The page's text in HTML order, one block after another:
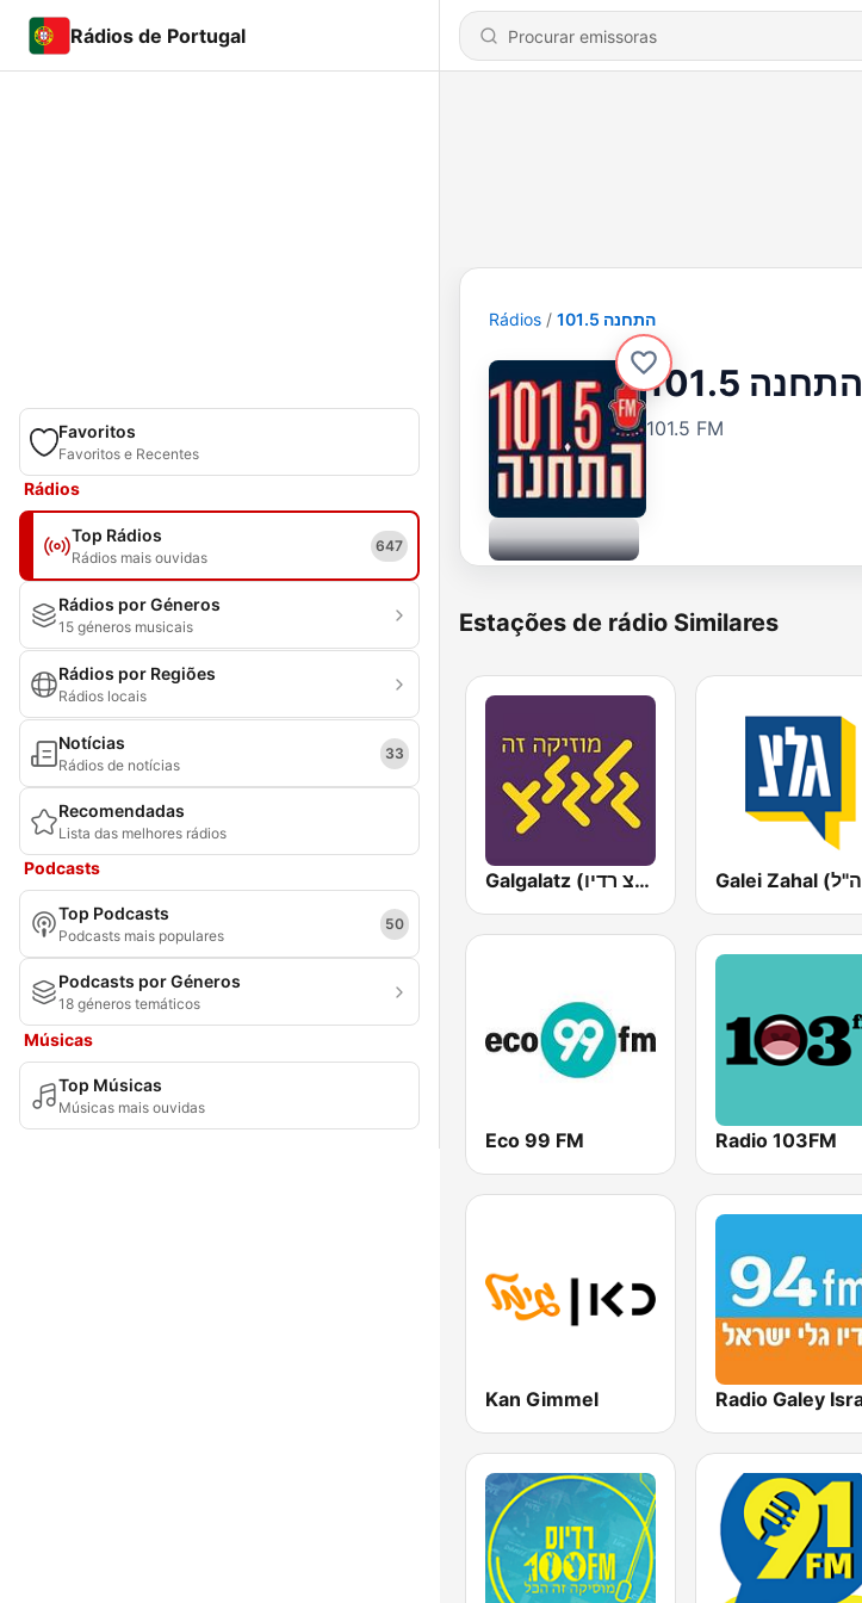
Rádios de Portugal
Favoritos
Favoritos e Recentes
Rádios
Top Rádios
Rádios mais ouvidas
647
Rádios por Géneros
15 géneros musicais
Rádios por Regiões
Rádios locais
Notícias
Rádios de notícias
33
Recomendadas
Lista das melhores rádios
Podcasts
Top Podcasts
Podcasts mais populares
50
Podcasts por Géneros
18 géneros temáticos
Músicas
Top Músicas
Músicas mais ouvidas
Rádios התחנה 101.5
התחנה 101.5
101.5 FM
Estações de rádio Similares
Galgalatz (גלגלצ רדיו)
Eco 99 FM Radio 103FM
Kan Gimmel